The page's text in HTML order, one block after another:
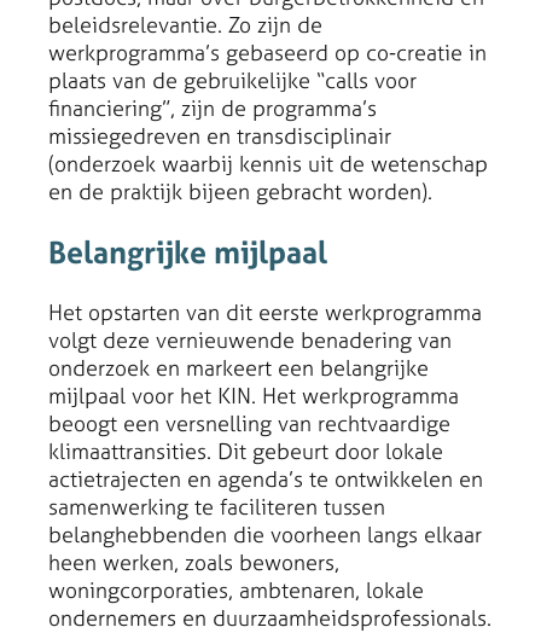
beleidsrelevantie. Zo zijn de
werkprogramma’s gebaseerd op co-creatie in
plaats van de gebruikelijke “calls voor
financiering”, zijn de programma’s
missiegedreven en transdisciplinair
(onderzoek waarbij kennis uit de wetenschap
en de praktijk bijeen gebracht worden).
Belangrijke mijlpaal
Het opstarten van dit eerste werkprogramma
volgt deze vernieuwende benadering van
onderzoek en markeert een belangrijke
mijlpaal voor het KIN. Het werkprogramma
beoogt een versnelling van rechtvaardige
klimaattransities. Dit gebeurt door lokale
actietrajecten en agenda’s te ontwikkelen en
samenwerking te faciliteren tussen
belanghebbenden die voorheen langs elkaar
heen werken, zoals bewoners,
woningcorporaties, ambtenaren, lokale
ondernemers en duurzaamheidsprofessionals.